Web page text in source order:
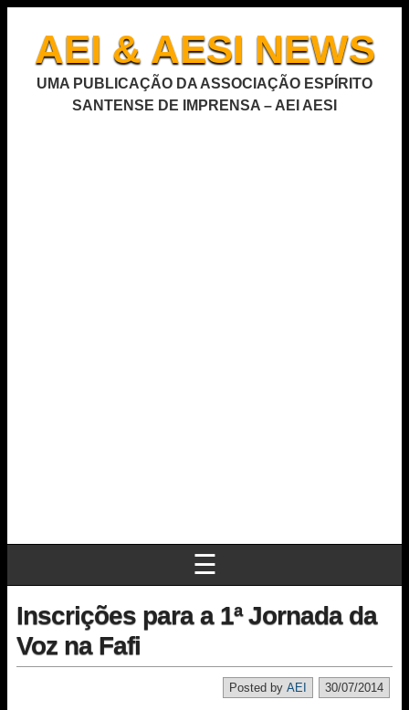
AEI & AESI NEWS
UMA PUBLICAÇÃO DA ASSOCIAÇÃO ESPÍRITO
SANTENSE DE IMPRENSA – AEI AESI
☰
Inscrições para a 1ª Jornada da
Voz na Fafi
30/07/2014
Posted by AEI